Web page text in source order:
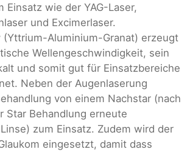
Einsatz wie der YAG-Laser,
und Excimerlaser.
(Yttrium-Aluminium-Granat) erzeugt
Wellengeschwindigkeit, sein
und somit gut für Einsatzbereiche
Neben der Augenlaserung
von einem Nachstar (nach
Star Behandlung erneute
zum Einsatz. Zudem wird der
eingesetzt, damit dass